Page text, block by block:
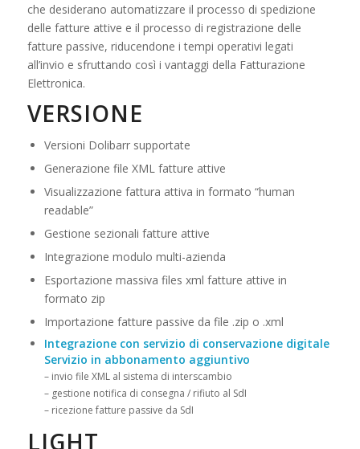
che desiderano automatizzare il processo di spedizione
delle fatture attive e il processo di registrazione delle
fatture passive, riducendone i tempi operativi legati
all’invio e sfruttando così i vantaggi della Fatturazione
Elettronica.
VERSIONE
Versioni Dolibarr supportate
Generazione file XML fatture attive
Visualizzazione fattura attiva in formato “human
readable”
Gestione sezionali fatture attive
Integrazione modulo multi-azienda
Esportazione massiva files xml fatture attive in
formato zip
Importazione fatture passive da file .zip o .xml
Integrazione con servizio di conservazione digitale
Servizio in abbonamento aggiuntivo
– invio file XML al sistema di interscambio
– gestione notifica di consegna / rifiuto al SdI
– ricezione fatture passive da SdI
LIGHT